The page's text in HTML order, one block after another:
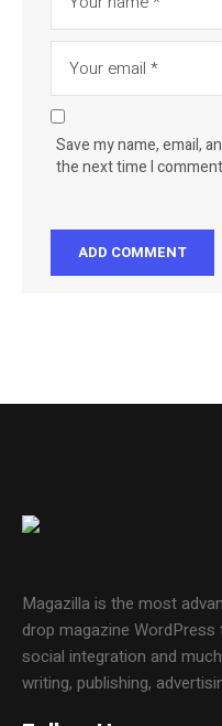
Save my name, email,
the next time I
Magazilla is the most
drop magazine WordPress
social integration and
writing, publishing,